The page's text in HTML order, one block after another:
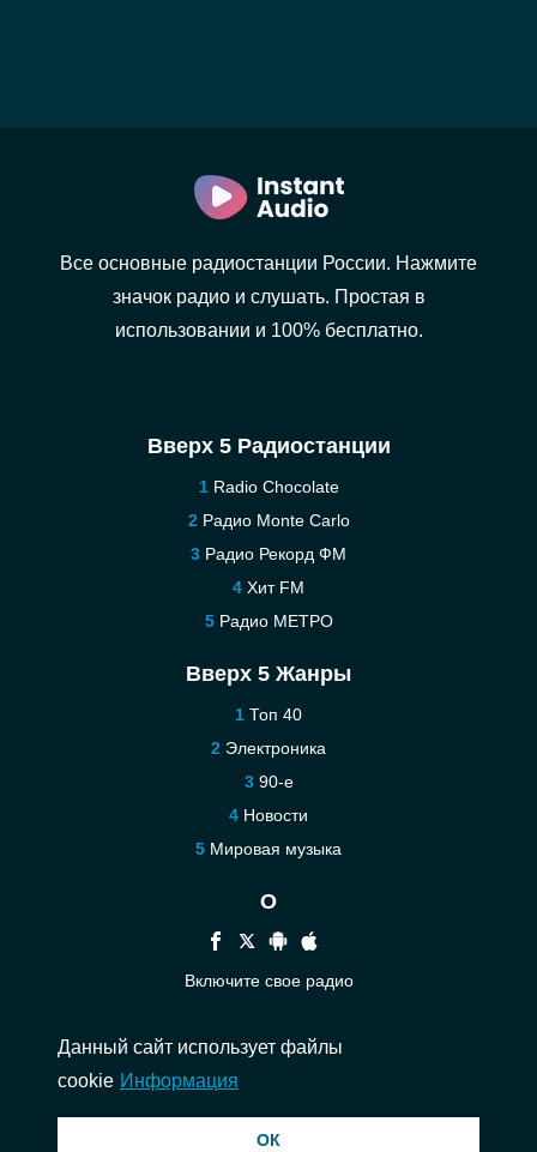
Все основные радиостанции России. Нажмите
значок радио и слушать. Простая в
использовании и 100% бесплатно.
Вверх 5 Радиостанции
Radio Chocolate
Радио Monte Carlo
Радио Рекорд ФМ
Хит FM
Радио МЕТРО
Вверх 5 Жанры
Топ 40
Электроника
90-е
Новости
Мировая музыка
О
Включите свое радио
Связаться
конфиденциальности
Данный сайт использует файлы
cookie Информация
ОК